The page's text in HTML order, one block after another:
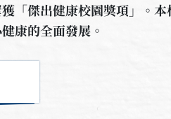
「傑出健康校園獎項」。
康的全面發展。